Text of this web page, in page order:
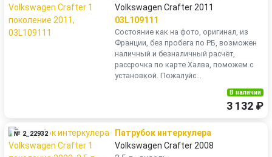
Volkswagen Crafter 2011
03L109111
Состояние как на фото, оригинал, из
Франции, без пробега по РБ, возможен
наличный и безналичный расчёт,
рассрочка по карте Халва, поможем с
установкой. Пожалуйс...
В наличии
3 132 ₽
№ 2_22932
Патрубок интеркулера
Volkswagen Crafter 2008